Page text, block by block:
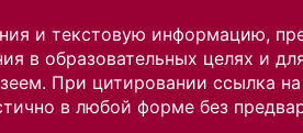
и текстовую информацию,
в образовательных целях и
При цитировании ссылка
в любой форме без